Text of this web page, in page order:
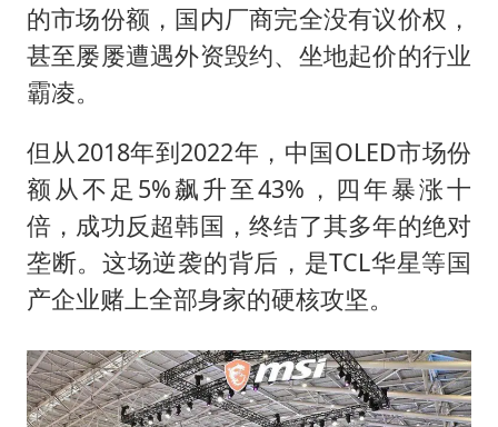
的市场份额，国内厂商完全没有议价权，
甚至屡屡遭遇外资毁约、坐地起价的行业
霸凌。
但从2018年到2022年，中国OLED市场份
额从不足5%飙升至43%，四年暴涨十
倍，成功反超韩国，终结了其多年的绝对
垄断。这场逆袭的背后，是TCL华星等国
产企业赌上全部身家的硬核攻坚。